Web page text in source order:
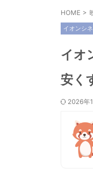
HOME >
イオンシ
イオ
安く
2026年